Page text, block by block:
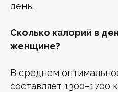
день.
Сколько калорий в
женщине?
В среднем
составляет 1300–1700